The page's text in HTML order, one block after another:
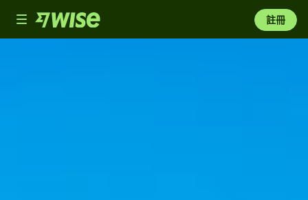
Toggle
navigation
註冊